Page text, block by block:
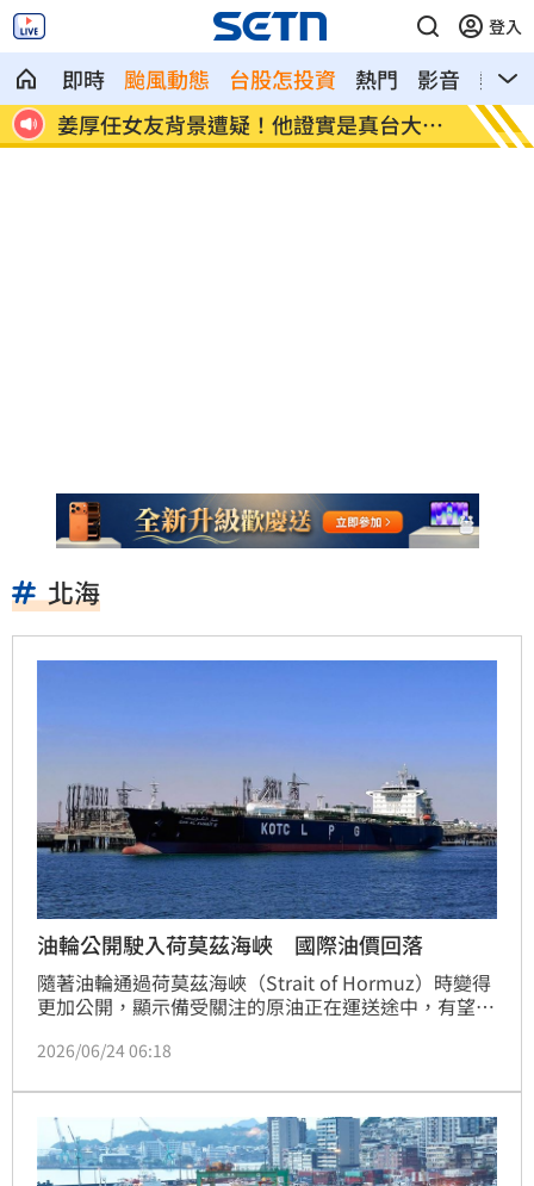
登入
即時 颱風動態 台股怎投資 熱門 影音
熱搜
畢
變態鬼男下手國小女童！強逼打X槍捧X液
白海
鍵
北海
油輪公開駛入荷莫茲海峽 國際油價回落
隨著油輪通過荷莫茲海峽（Strait of Hormuz）時變得
更加公開，顯示備受關注的原油正在運送途中，有望緩
下跌。
2026/06/24 06:18